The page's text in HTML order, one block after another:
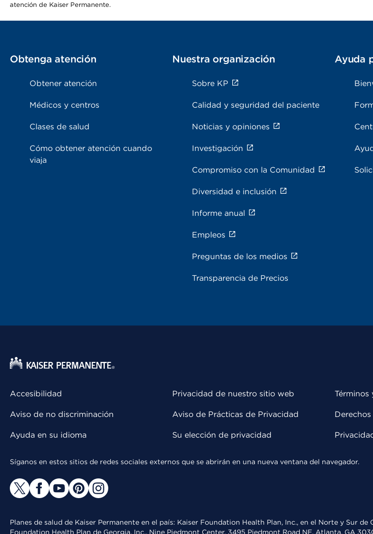
atención de Kaiser Permanente.
Obtenga atención
Obtener atención
Médicos y centros
Clases de salud
Cómo obtener atención cuando
viaja
Nuestra organización
Sobre KP
Calidad y seguridad del paciente
Noticias y opiniones
Investigación
Compromiso con la Comunidad
Diversidad e inclusión
Informe anual
Empleos
Preguntas de los medios
Transparencia de Precios
Ayuda
Accesibilidad
Aviso de no discriminación
Ayuda en su idioma
Privacidad de nuestro sitio web
Aviso de Prácticas de Privacidad
Su elección de privacidad
Términos
Síganos en estos sitios de redes sociales externos que se abrirán en una nueva ventana del navegador.
Planes de salud de Kaiser Permanente en el país: Kaiser Foundation Health Plan, Inc., en el Norte y Sur
Foundation Health Plan de Georgia, Inc., Nine Piedmont Center, 3495 Piedmont Road NE, Atlanta, GA